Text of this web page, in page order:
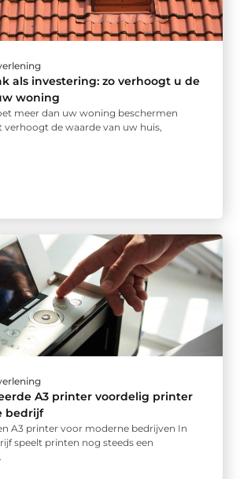
als investering: zo verhoogt u de
woning
meer dan uw woning beschermen
verhoogt de waarde van uw huis,
A3 printer voordelig printer
bedrijf
A3 printer voor moderne bedrijven In
speelt printen nog steeds een